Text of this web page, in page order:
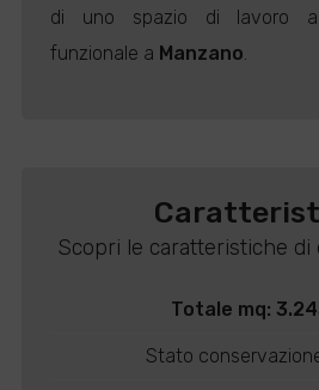
di uno spazio di lavoro
funzionale a Manzano.
Scopri le caratteristiche
Totale mq:
Stato